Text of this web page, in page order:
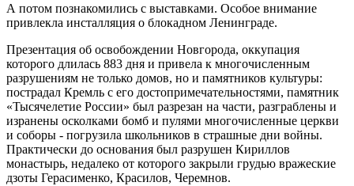
А потом познакомились с выставками. Особое внимание
привлекла инсталляция о блокадном Ленинграде.
Презентация об освобождении Новгорода, оккупация
которого длилась 883 дня и привела к многочисленным
разрушениям не только домов, но и памятников культуры:
пострадал Кремль с его достопримечательностями, памятник
«Тысячелетие России» был разрезан на части, разграблены и
изранены осколками бомб и пулями многочисленные церкви
и соборы - погрузила школьников в страшные дни войны.
Практически до основания был разрушен Кириллов
монастырь, недалеко от которого закрыли грудью вражеские
дзоты Герасименко, Красилов, Черемнов.